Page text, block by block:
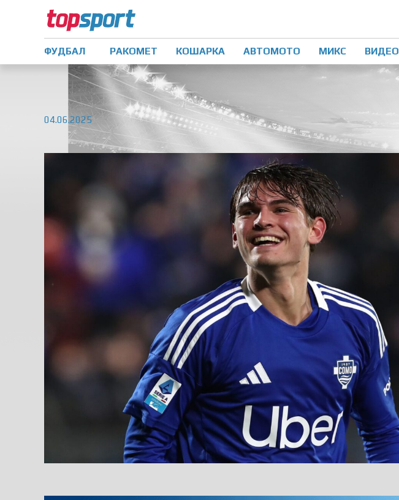
ФУДБАЛ РАКОМЕТ КОШАРКА АВТОМОТО МИКС ВИДЕО
04.06.2025